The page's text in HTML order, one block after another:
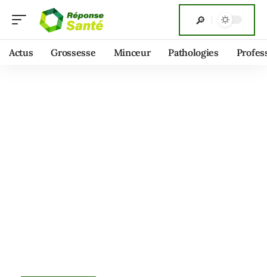
Actus Grossesse Minceur Pathologies